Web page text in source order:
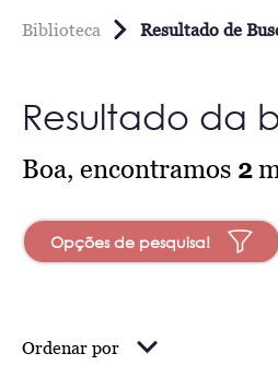
Biblioteca Resultado de
Resultado da
Boa, encontramos 2
Opções de pesquisa!
Ordenar por